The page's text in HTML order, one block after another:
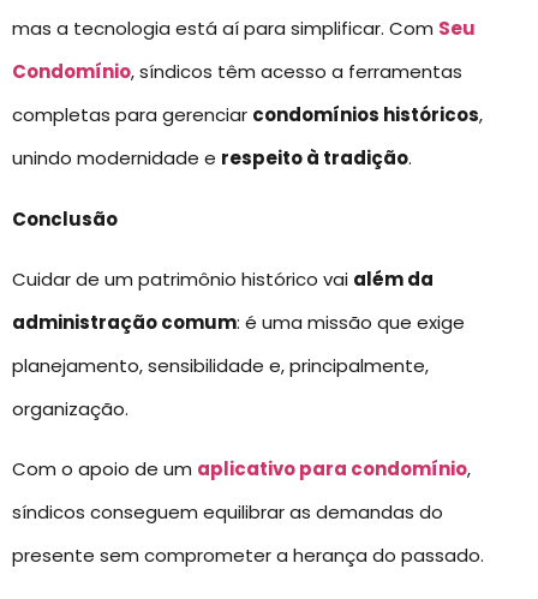
mas a tecnologia está aí para simplificar. Com Seu
Condomínio, síndicos têm acesso a ferramentas
completas para gerenciar condomínios históricos,
unindo modernidade e respeito à tradição.
Conclusão
Cuidar de um patrimônio histórico vai além da
administração comum: é uma missão que exige
planejamento, sensibilidade e, principalmente,
organização.
Com o apoio de um aplicativo para condomínio,
síndicos conseguem equilibrar as demandas do
presente sem comprometer a herança do passado.